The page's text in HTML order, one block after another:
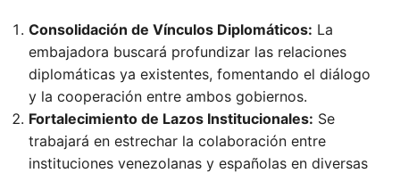
Consolidación de Vínculos Diplomáticos: La
embajadora buscará profundizar las relaciones
diplomáticas ya existentes, fomentando el diálogo
y la cooperación entre ambos gobiernos.
Fortalecimiento de Lazos Institucionales: Se
trabajará en estrechar la colaboración entre
instituciones venezolanas y españolas en diversas